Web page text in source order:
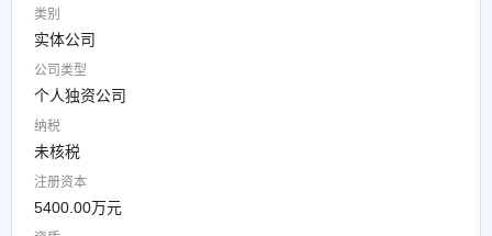
类别
实体公司
公司类型
个人独资公司
纳税
未核税
注册资本
5400.00万元